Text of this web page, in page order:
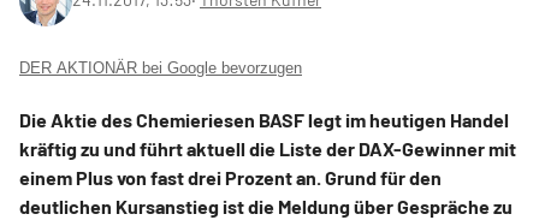
DER AKTIONÄR bei Google bevorzugen
Die Aktie des Chemieriesen BASF legt im heutigen Handel
kräftig zu und führt aktuell die Liste der DAX-Gewinner mit
einem Plus von fast drei Prozent an. Grund für den
deutlichen Kursanstieg ist die Meldung über Gespräche zu